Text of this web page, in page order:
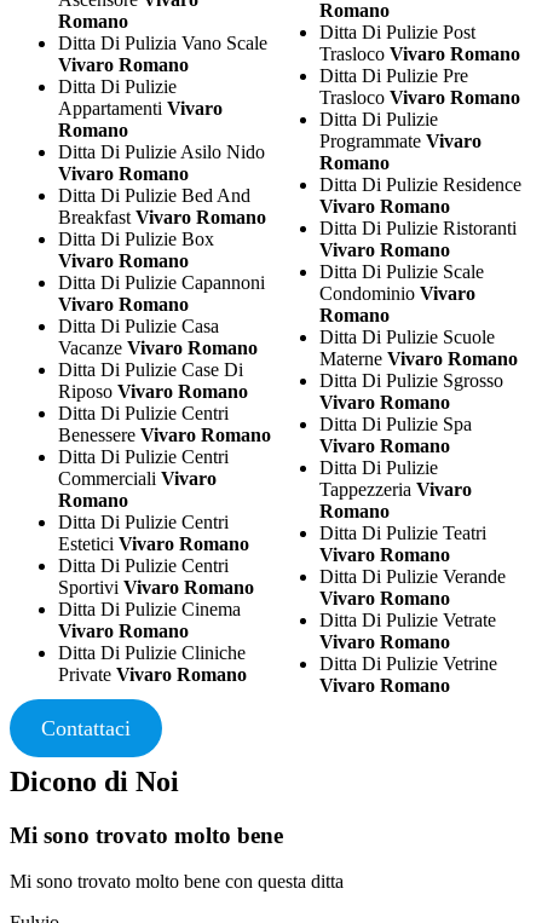
Romano
Ditta Di Pulizia Vano Scale
Vivaro Romano
Ditta Di Pulizie
Appartamenti Vivaro
Romano
Ditta Di Pulizie Asilo Nido
Vivaro Romano
Ditta Di Pulizie Bed And
Breakfast Vivaro Romano
Ditta Di Pulizie Box
Vivaro Romano
Ditta Di Pulizie Capannoni
Vivaro Romano
Ditta Di Pulizie Casa
Vacanze Vivaro Romano
Ditta Di Pulizie Case Di
Riposo Vivaro Romano
Ditta Di Pulizie Centri
Benessere Vivaro Romano
Ditta Di Pulizie Centri
Commerciali Vivaro
Romano
Ditta Di Pulizie Centri
Estetici Vivaro Romano
Ditta Di Pulizie Centri
Sportivi Vivaro Romano
Ditta Di Pulizie Cinema
Vivaro Romano
Ditta Di Pulizie Cliniche
Private Vivaro Romano
Romano
Ditta Di Pulizie Post
TraslocoVivaro Romano
Ditta Di Pulizie Pre
TraslocoVivaro Romano
Ditta Di Pulizie
ProgrammateVivaro
Romano
Ditta Di Pulizie Residence
Vivaro Romano
Ditta Di Pulizie Ristoranti
Vivaro Romano
Ditta Di Pulizie Scale
CondominioVivaro
Romano
Ditta Di Pulizie Scuole
MaterneVivaro Romano
Ditta Di Pulizie Sgrosso
Vivaro Romano
Ditta Di Pulizie Spa
Vivaro Romano
Ditta Di Pulizie
TappezzeriaVivaro
Romano
Ditta Di Pulizie Teatri
Vivaro Romano
Ditta Di Pulizie Verande
Vivaro Romano
Ditta Di Pulizie Vetrate
Vivaro Romano
Ditta Di Pulizie Vetrine
Vivaro Romano
Contattaci
Dicono di Noi
Mi sono trovato molto bene
Mi sono trovato molto bene con questa ditta